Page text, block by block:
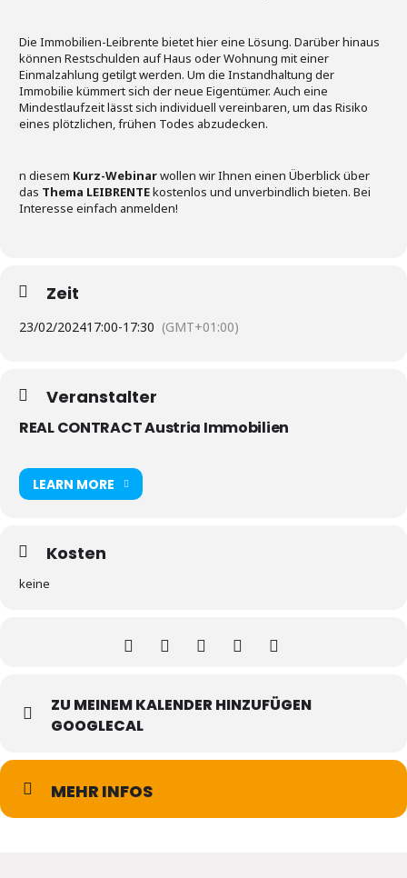
Die Immobilien-Leibrente bietet hier eine Lösung. Darüber hinaus
können Restschulden auf Haus oder Wohnung mit einer
Einmalzahlung getilgt werden. Um die Instandhaltung der
Immobilie kümmert sich der neue Eigentümer. Auch eine
Mindestlaufzeit lässt sich individuell vereinbaren, um das Risiko
eines plötzlichen, frühen Todes abzudecken.
n diesem Kurz-Webinarwollen wir Ihnen einen Überblick über
das Thema LEIBRENTEkostenlos und unverbindlich bieten. Bei
Interesse einfach anmelden!
Zeit
23/02/202417:00-17:30 (GMT+01:00)
Veranstalter
REAL CONTRACT Austria Immobilien
LEARN MORE
Kosten
keine
ZU MEINEM KALENDER HINZUFÜGEN
GOOGLECAL
MEHR INFOS